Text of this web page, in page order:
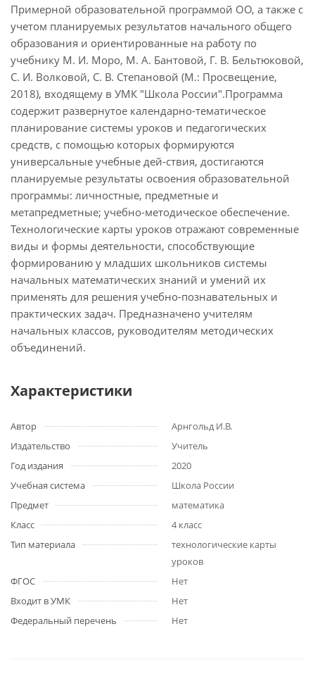
Примерной образовательной программой ОО, а также с
учетом планируемых результатов начального общего
образования и ориентированные на работу по
учебнику М. И. Моро, М. А. Бантовой, Г. В. Бельтюковой,
С. И. Волковой, С. В. Степановой (М.: Просвещение,
2018), входящему в УМК "Школа России".Программа
содержит развернутое календарно-тематическое
планирование системы уроков и педагогических
средств, с помощью которых формируются
универсальные учебные дей-ствия, достигаются
планируемые результаты освоения образовательной
программы: личностные, предметные и
метапредметные; учебно-методическое обеспечение.
Технологические карты уроков отражают современные
виды и формы деятельности, способствующие
формированию у младших школьников системы
начальных математических знаний и умений их
применять для решения учебно-познавательных и
практических задач. Предназначено учителям
начальных классов, руководителям методических
объединений.
Характеристики
Автор
Арнгольд И.В.
Издательство
Учитель
Год издания
2020
Учебная система
Школа России
Предмет
математика
Класс
4 класс
Тип материала
технологические карты
уроков
ФГОС
Нет
Входит в УМК
Нет
Федеральный перечень
Нет